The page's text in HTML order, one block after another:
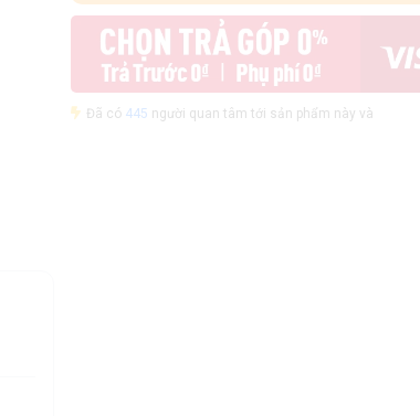
Đã có 445 người quan tâm tới sản phẩm này và